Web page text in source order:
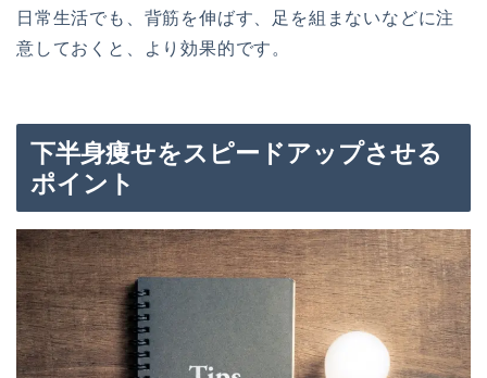
日常生活でも、背筋を伸ばす、足を組まないなどに注
意しておくと、より効果的です。
下半身痩せをスピードアップさせる
ポイント